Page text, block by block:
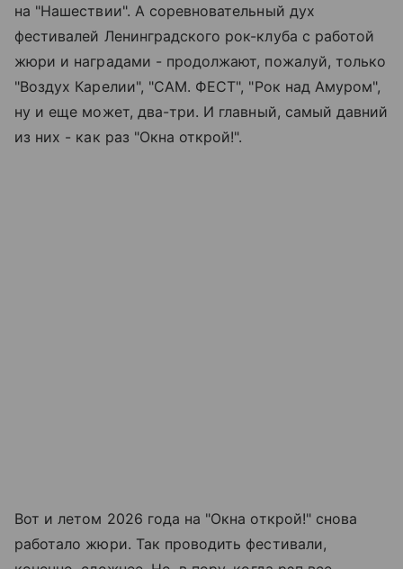
на "Нашествии". А соревновательный дух
фестивалей Ленинградского рок-клуба с работой
жюри и наградами - продолжают, пожалуй, только
"Воздух Карелии", "САМ. ФЕСТ", "Рок над Амуром",
ну и еще может, два-три. И главный, самый давний
из них - как раз "Окна открой!".
Вот и летом 2026 года на "Окна открой!" снова
работало жюри. Так проводить фестивали,